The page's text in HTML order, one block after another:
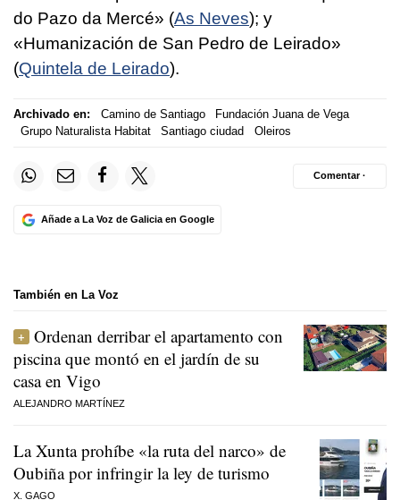
do Pazo da Mercé» (As Neves); y
«Humanización de San Pedro de Leirado»
(Quintela de Leirado).
Archivado en: Camino de Santiago
Fundación Juana de Vega
Grupo Naturalista Habitat
Santiago ciudad Oleiros
Añade a La Voz de Galicia en Google
Comentar ·
También en La Voz
Ordenan derribar el apartamento con
piscina que montó en el jardín de su
casa en Vigo
ALEJANDRO MARTÍNEZ
La Xunta prohíbe «la ruta del narco» de
Oubiña por infringir la ley de turismo
X. GAGO